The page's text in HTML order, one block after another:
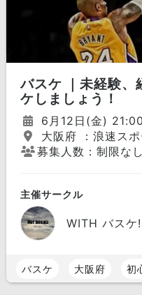
バスケ ｜未経験、
ケしましょう！
6月12日(金)
大阪府 ：浪速ス
募集人数：制限なし
主催サークル
WITH バスケ!
バスケ 大阪府 初